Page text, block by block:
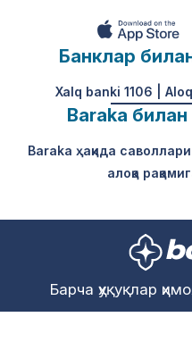
Банклар
Xalq banki 1106 |
Baraka
Baraka ҳақида
алоқа
Барча ҳуқуқлар